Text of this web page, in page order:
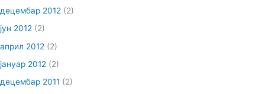
децембар 2012 (2)
јун 2012 (2)
април 2012 (2)
јануар 2012 (2)
децембар 2011 (2)